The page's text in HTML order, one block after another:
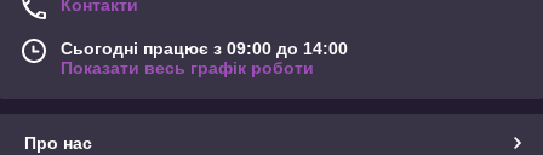
Контакти
Сьогодні працює з 09:00 до 14:00
Показати весь графік роботи
Про нас